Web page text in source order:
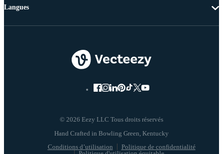
© 2026 Eezy LLC Tous droits réservés
Conditions d’utilisation
Politique de confidentialité
Langues